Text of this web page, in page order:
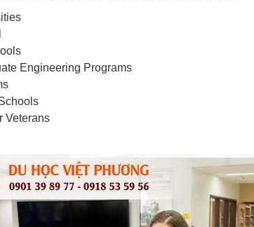
Engineering Programs
Veterans